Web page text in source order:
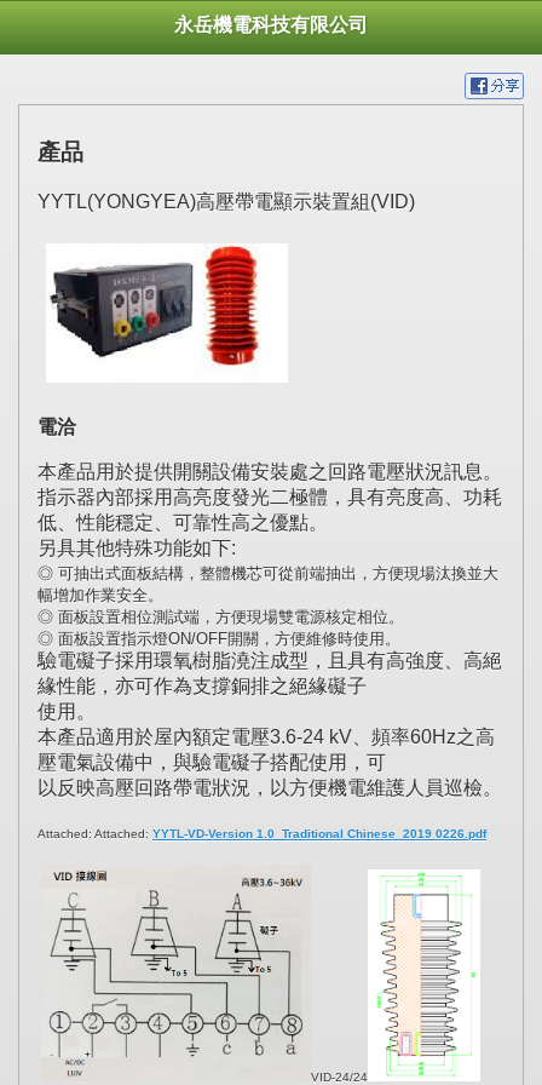
永岳機電科技有限公司
產品
YYTL(YONGYEA)高壓帶電顯示裝置組(VID)
電洽
本產品用於提供開關設備安裝處之回路電壓狀況訊息。
指示器內部採用高亮度發光二極體，具有亮度高、功耗
低、性能穩定、可靠性高之優點。
另具其他特殊功能如下:
◎ 可抽出式面板結構，整體機芯可從前端抽出，方便現場汰換並大
幅增加作業安全。
◎ 面板設置相位測試端，方便現場雙電源核定相位。
◎ 面板設置指示燈ON/OFF開關，方便維修時使用。
驗電礙子採用環氧樹脂澆注成型，且具有高強度、高絕
緣性能，亦可作為支撐銅排之絕緣礙子
使用。
本產品適用於屋內額定電壓3.6-24 kV、頻率60Hz之高
壓電氣設備中，與驗電礙子搭配使用，可
以反映高壓回路帶電狀況，以方便機電維護人員巡檢。
Attached: Attached: YYTL-VD-Version 1.0_Traditional Chinese_2019 0226.pdf
VID-24/24